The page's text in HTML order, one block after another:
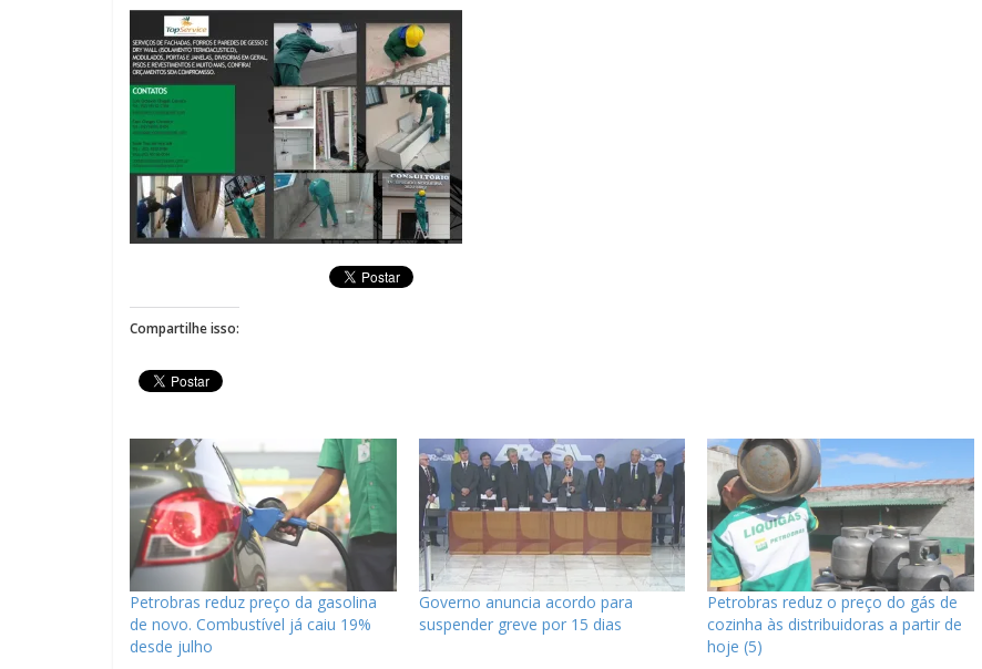
Compartilhe isso:
Petrobras reduz preço da gasolina
de novo. Combustível já caiu 19%
desde julho
Governo anuncia acordo para
suspender greve por 15 dias
Petrobras reduz o preço do gás de
cozinha às distribuidoras a partir de
hoje (5)